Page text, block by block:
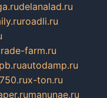
delanalad.ru
roadli.ru
farm.ru
autodamp.ru
x-ton.ru
manunae.ru